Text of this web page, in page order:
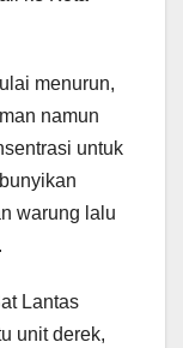
menurun,
namun
untuk
warung lalu
Lantas
unit derek,